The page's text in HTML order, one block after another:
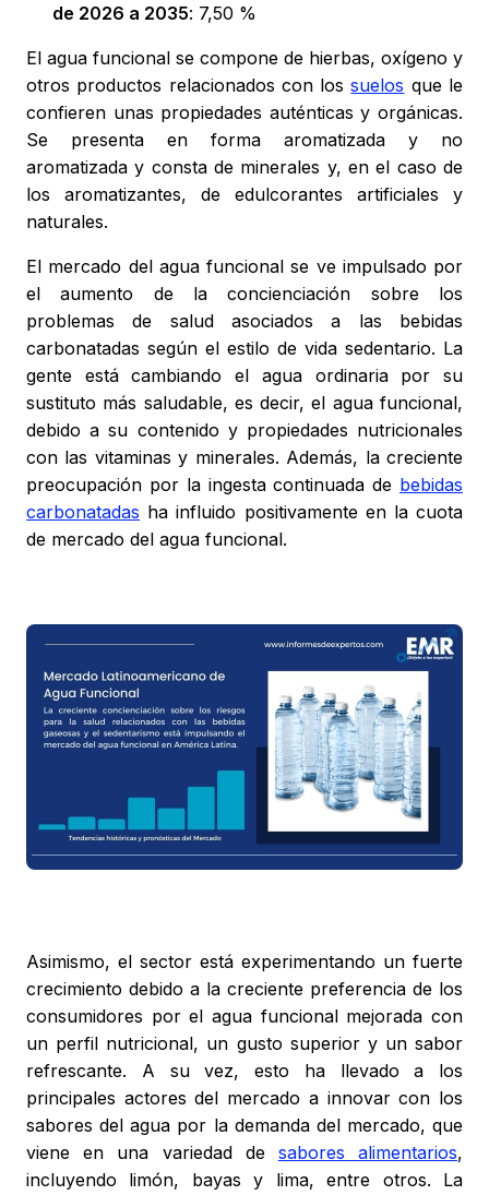
de 2026 a 2035: 7,50 %
El agua funcional se compone de hierbas, oxígeno y
otros productos relacionados con lossuelos que le
confieren unas propiedades auténticas y orgánicas.
Se presenta en forma aromatizada y no
aromatizada y consta de minerales y, en el caso de
los aromatizantes, de edulcorantes artificiales y
naturales.
El mercado del agua funcional se ve impulsado por
el aumento de la concienciación sobre los
problemas de salud asociados a las bebidas
carbonatadas según el estilo de vida sedentario. La
gente está cambiando el agua ordinaria por su
sustituto más saludable, es decir, el agua funcional,
debido a su contenido y propiedades nutricionales
con las vitaminas y minerales. Además, la creciente
preocupación por la ingesta continuada de bebidas
carbonatadas ha influido positivamente en la cuota
de mercado del agua funcional.
Asimismo, el sector está experimentando un fuerte
crecimiento debido a la creciente preferencia de los
consumidores por el agua funcional mejorada con
un perfil nutricional, un gusto superior y un sabor
refrescante. A su vez, esto ha llevado a los
principales actores del mercado a innovar con los
sabores del agua por la demanda del mercado, que
viene en una variedad de sabores alimentarios,
incluyendo limón, bayas y lima, entre otros. La